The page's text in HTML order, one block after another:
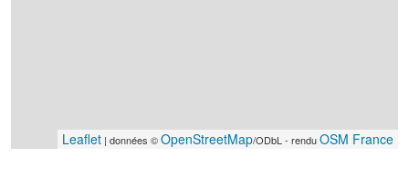
Leaflet | données ©OpenStreetMap/ODbL - renduOSM France